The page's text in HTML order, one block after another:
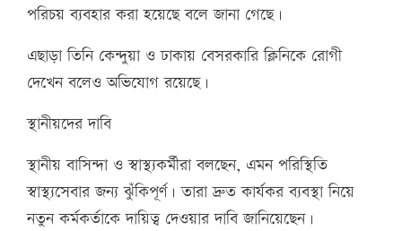
পরিচয় ব্যবহার করা হয়েছে বলে জানা গেছে।
এছাড়া তিনি কেন্দুয়া ও ঢাকায় বেসরকারি ক্লিনিকে রোগী
দেখেন বলেও অভিযোগ রয়েছে।
স্থানীয়দের দাবি
স্থানীয় বাসিন্দা ও স্বাস্থ্যকর্মীরা বলছেন, এমন পরিস্থিতি
স্বাস্থ্যসেবার জন্য ঝুঁকিপূর্ণ। তারা দ্রুত কার্যকর ব্যবস্থা নিয়ে
নতুন কর্মকর্তাকে দায়িত্ব দেওয়ার দাবি জানিয়েছেন।